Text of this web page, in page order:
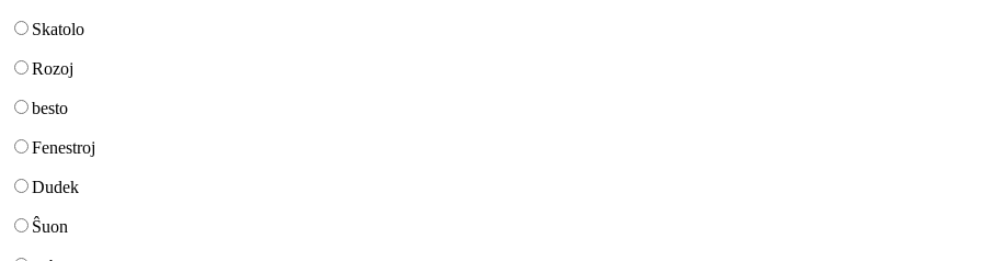
Skatolo
Rozoj
besto
Fenestroj
Dudek
Ŝuon